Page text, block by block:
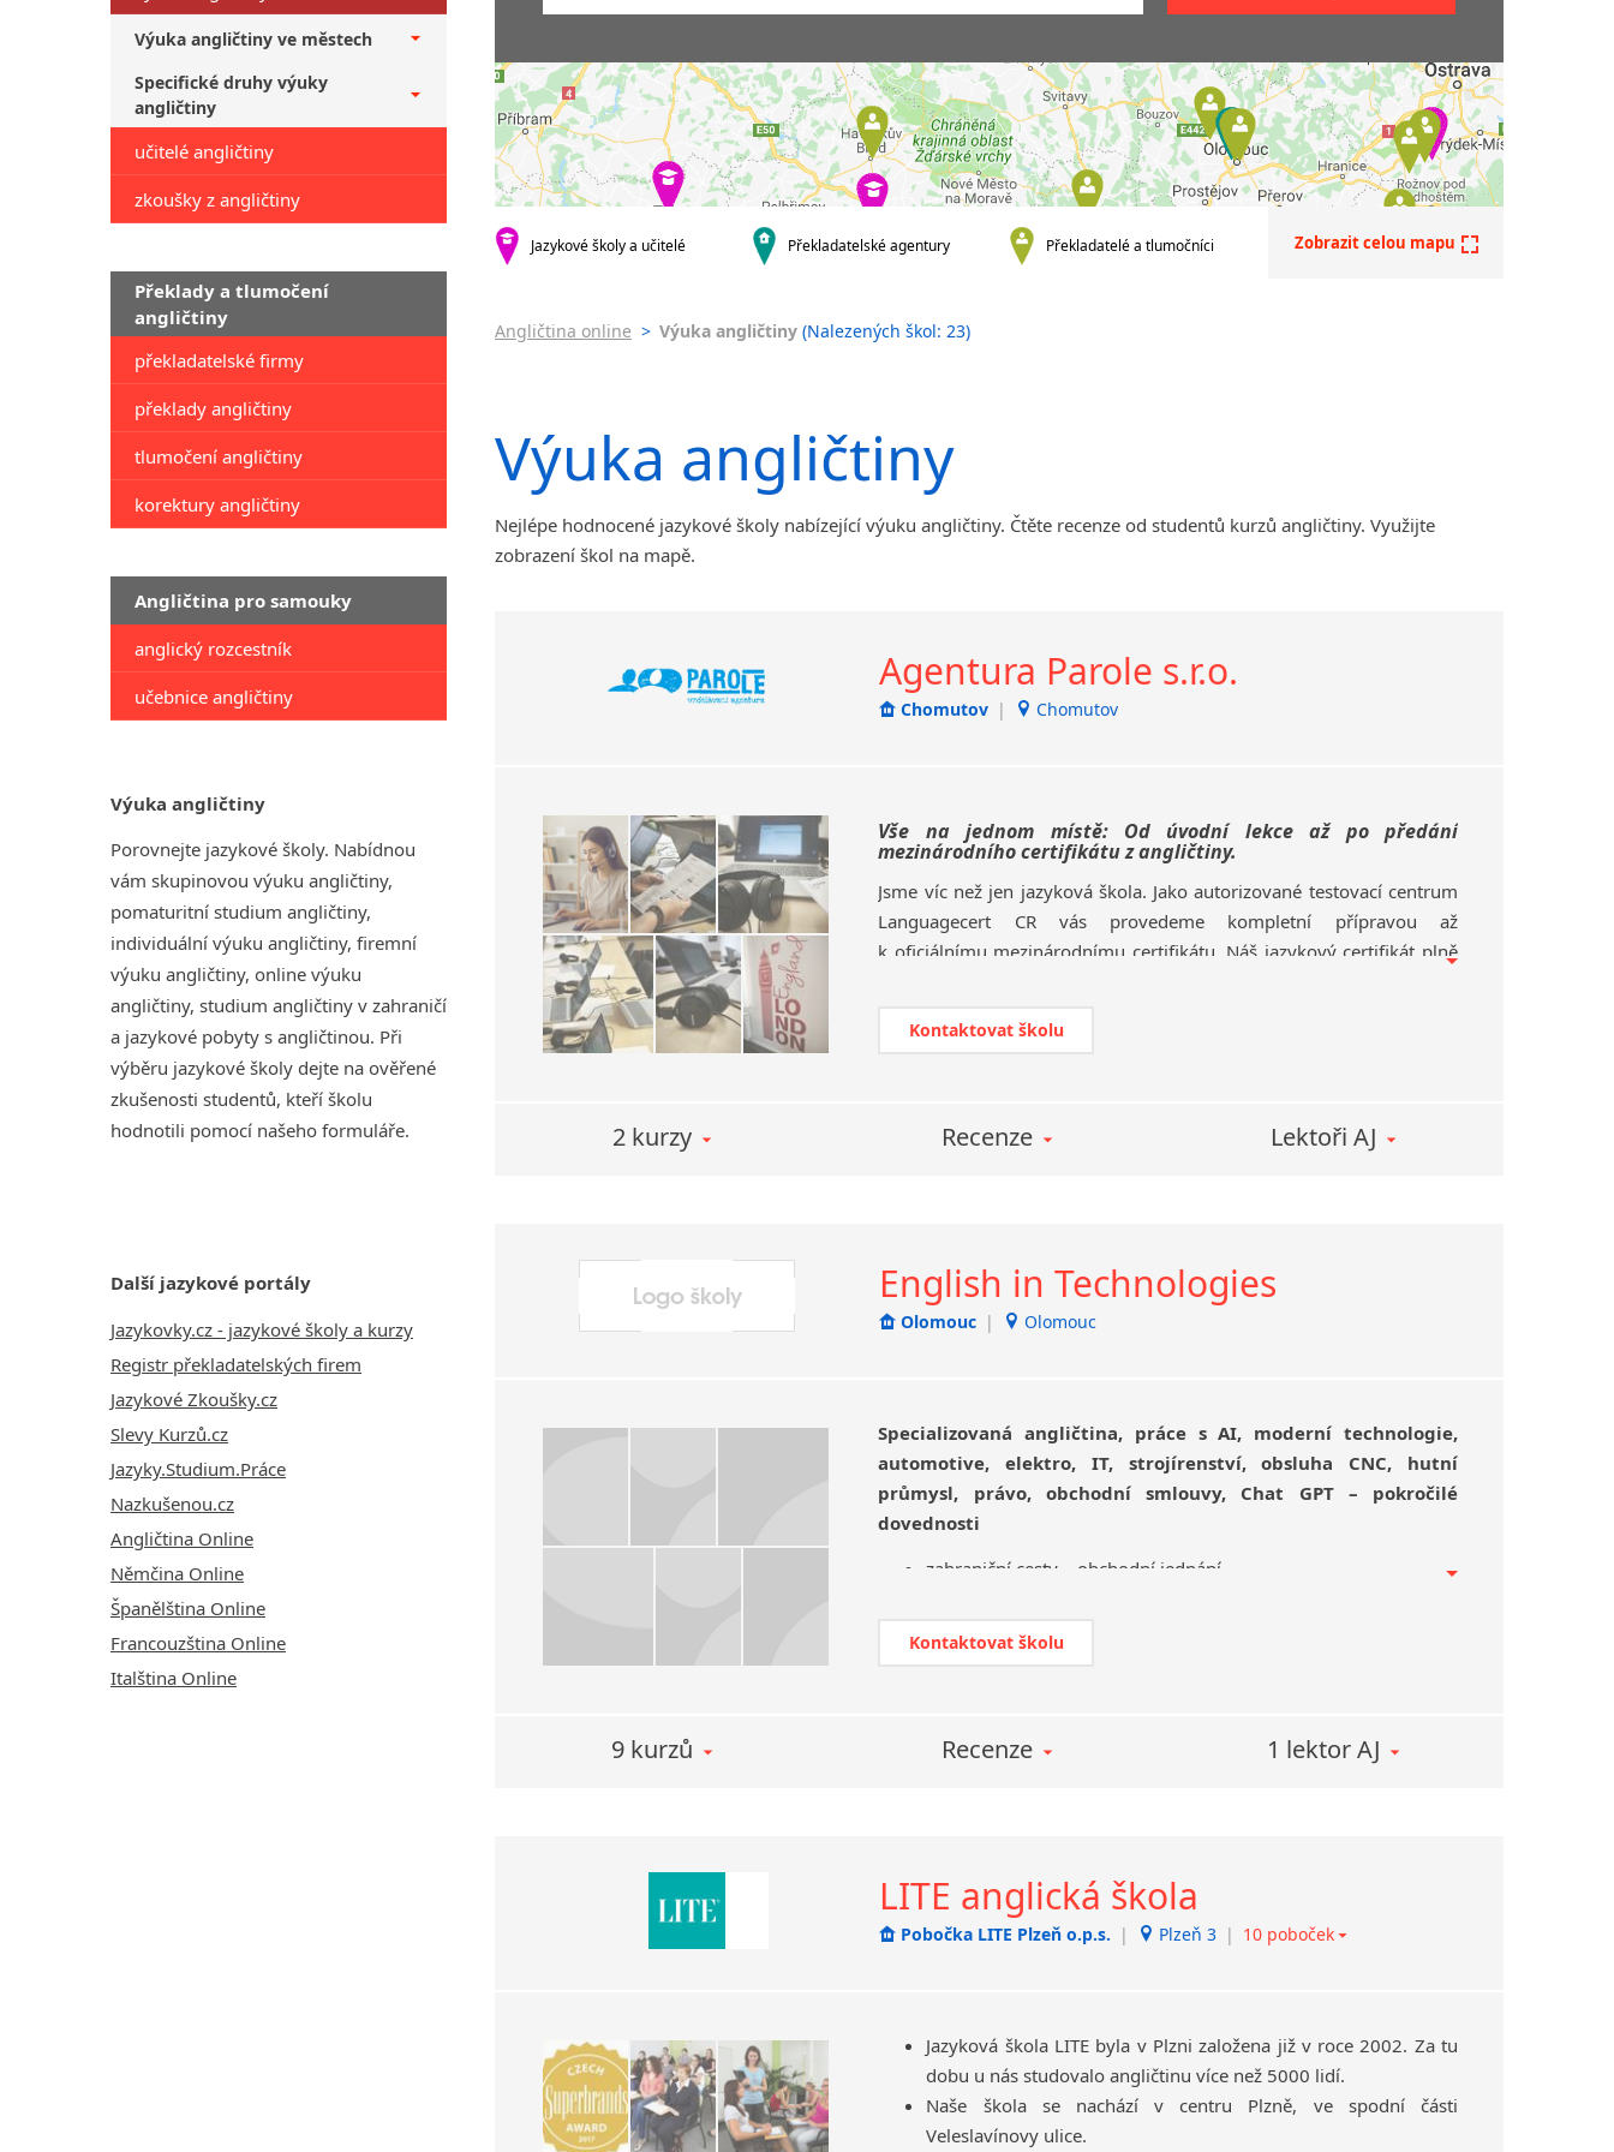
Výuka angličtiny ve městech
Specifické druhy výuky
angličtiny
učitelé angličtiny
zkoušky z angličtiny
Překlady a tlumočení
angličtiny
překladatelské firmy
překlady angličtiny
tlumočení angličtiny
korektury angličtiny
Angličtina pro samouky
anglický rozcestník
učebnice angličtiny
Výuka angličtiny
Porovnejte jazykové školy. Nabídnou
vám skupinovou výuku angličtiny,
pomaturitní studium angličtiny,
individuální výuku angličtiny, firemní
výuku angličtiny, online výuku
angličtiny, studium angličtiny v zahraničí
a jazykové pobyty s angličtinou. Při
výběru jazykové školy dejte na ověřené
zkušenosti studentů, kteří školu
hodnotili pomocí našeho formuláře.
Další jazykové portály
Jazykovky.cz - jazykové školy a kurzy
Registr překladatelských firem
Jazykové Zkoušky.cz
Slevy Kurzů.cz
Jazyky.Studium.Práce
Nazkušenou.cz
Angličtina Online
Němčina Online
Španělština Online
Francouzština Online
Italština Online
Praha 2
Praha 4
Praha 5
Praha 6
Praha 10
Brno
Plzeň
České Budějovice
Pardubice
Karlovy Vary
Jihlava
Chrudim
Děčín
Most
Prostějov
Sedlčany
Tišnov
Vysoká nad Labem
angličtiny
Firemní výuka angličtiny
Online výuka angličtiny
Výuka angličtiny online na
PC
Výuka angličtiny přes
JŠ nabízející intenzivní
angličtiny
Intenzivní výuka angličtiny
Jazykové školy a učitelé Překladatelské agentury Překladatelé a tlumočníci Zobrazit celou mapu
Angličtina online > Výuka angličtiny (Nalezených škol: 23)
Výuka angličtiny
Nejlépe hodnocené jazykové školy nabízející výuku angličtiny. Čtěte recenze od studentů kurzů angličtiny. Využijte
zobrazení škol na mapě.
Agentura Parole s.r.o.
Chomutov | Chomutov
Vše na jednom místě: Od úvodní lekce až po předání
mezinárodního certifikátu z angličtiny.
Jsme víc než jen jazyková škola. Jako autorizované testovací centrum
Languagecert CR vás provedeme kompletní přípravou až
k oficiálnímu mezinárodnímu certifikátu. Náš jazykový certifikát plně
Kontaktovat školu
2 kurzy Recenze Lektoři AJ
English in Technologies
Olomouc | Olomouc
Specializovaná angličtina, práce s AI, moderní technologie,
automotive, elektro, IT, strojírenství, obsluha CNC, hutní
průmysl, právo, obchodní smlouvy, Chat GPT – pokročilé
dovednosti
zahraniční cesty – obchodní jednání
práce v zahraničí s angličtinou potřebnou ve výrobě, službách,
Kontaktovat školu
9 kurzů Recenze 1 lektor AJ
LITE anglická škola
Pobočka LITE Plzeň o.p.s. | Plzeň 3 | 10 poboček
Pobočka LITE Hradec Králové |
Hradec Králové
Pobočka LITE Brno
Brno-střed
Pobočka LITE Liberec|
Liberec
Pobočka LITE Chrudim|
Chrudim
Pobočka LITE České Budějovice
Jazyková škola LITE byla v Plzni založena již v roce 2002. Za tu
dobu u nás studovalo angličtinu více než 5000 lidí.
Naše škola se nachází v centru Plzně, ve spodní části
Veleslavínovy u­lice.